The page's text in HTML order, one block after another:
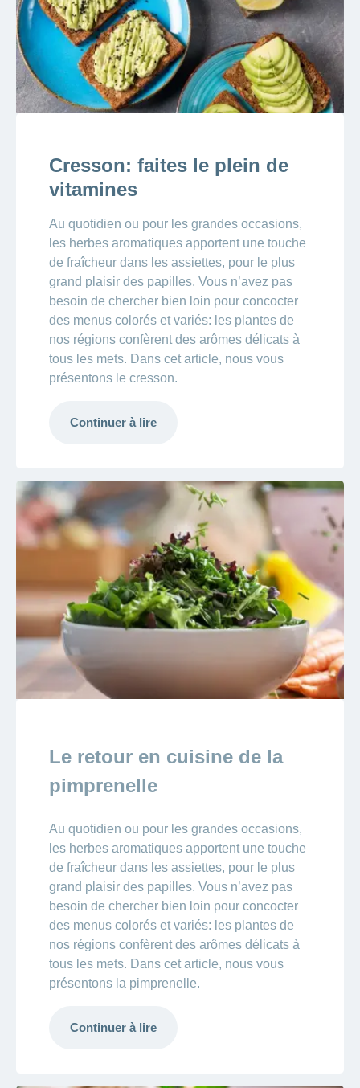
Cresson: faites le plein de
vitamines
Au quotidien ou pour les grandes occasions,
les herbes aromatiques apportent une touche
de fraîcheur dans les assiettes, pour le plus
grand plaisir des papilles. Vous n’avez pas
besoin de chercher bien loin pour concocter
des menus colorés et variés: les plantes de
nos régions confèrent des arômes délicats à
tous les mets. Dans cet article, nous vous
présentons le cresson.
Continuer à lire
Le retour en cuisine de la
pimprenelle
Au quotidien ou pour les grandes occasions,
les herbes aromatiques apportent une touche
de fraîcheur dans les assiettes, pour le plus
grand plaisir des papilles. Vous n’avez pas
besoin de chercher bien loin pour concocter
des menus colorés et variés: les plantes de
nos régions confèrent des arômes délicats à
tous les mets. Dans cet article, nous vous
présentons la pimprenelle.
Continuer à lire